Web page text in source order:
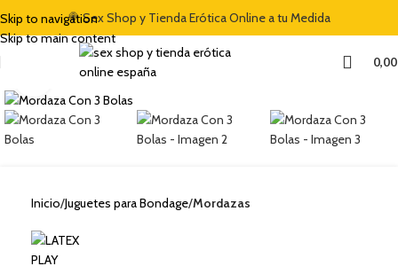
Skip to navigation
Skip to main content
🍭 Sex Shop y Tienda Erótica Online a tu Medida
Clic para ampliar
Inicio Juguetes para Bondage Mordazas